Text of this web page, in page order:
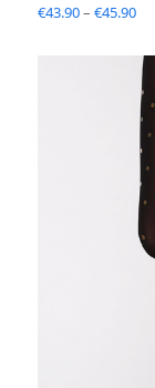
€43.90– €45.90